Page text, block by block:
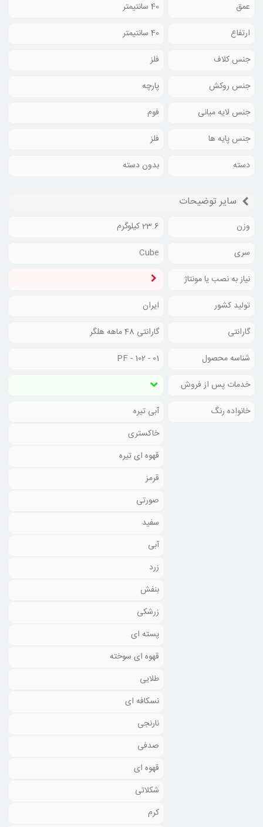
عمق
40 سانتیمتر
ارتفاع
40 سانتیمتر
جنس کلاف
فلز
جنس روکش
پارچه
جنس لایه میانی
فوم
جنس پایه ها
فلز
دسته
بدون دسته
سایر توضیحات
وزن
23.6 کیلوگرم
سری
Cube
نیاز به نصب یا مونتاژ
تولید کشور
ایران
گارانتی
گارانتی 48 ماهه هلگر
شناسه محصول
PF - 102 - 01
خدمات پس از فروش
خانواده رنگ
آبی تیره
خاکستری
قهوه ای تیره
قرمز
صورتی
سفید
آبی
زرد
بنفش
زرشکی
پسته ای
قهوه ای سوخته
طلایی
نسکافه ای
نارنجی
صدفی
قهوه ای
شکلاتی
کرم